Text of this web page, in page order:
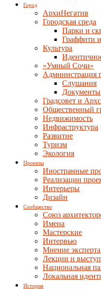
Город
АрхиНегатив
Городская среда
Парки и
Граффити
Культура
«Умный Сочи»
Администрация
Слушания
Документы
Градсовет и
Общественный
Недвижимость
Инфраструктура
Развитие
Туризм
Экология
Проекты
Иностранные
Реализации
Интерьеры
Дизайн
Сообщество
Союз
Имена
Мастерские
Интервью
Мнение эксперта
Лекции и
Национальная
Локальная
История